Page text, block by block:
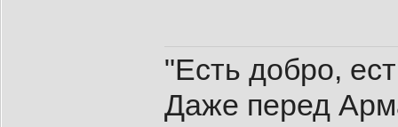
"Есть добро,
Даже перед